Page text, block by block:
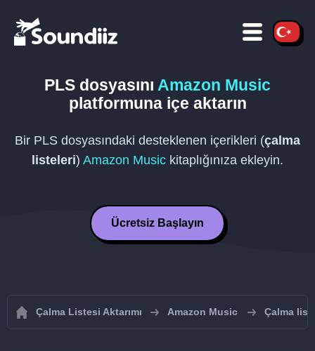
PLS dosyasını Amazon Music
platformuna içe aktarın
Bir PLS dosyasındaki desteklenen içerikleri (çalma
listeleri) Amazon Music kitaplığınıza ekleyin.
Ücretsiz Başlayın
Çalma Listesi Aktarımı Amazon Music Çalma